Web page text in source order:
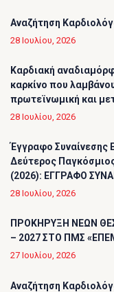
Αναζήτηση
28 Ιουλίου, 2026
Καρδιακή
καρκίνο που
πρωτεϊνωμική και
28 Ιουλίου, 2026
Έγγραφο Συναίνεσης
Δεύτερος
(2026): ΕΓΓΡΑΦΟ
28 Ιουλίου, 2026
ΠΡΟΚΗΡΥΞΗ ΝΕΩΝ
– 2027 ΣΤΟ ΠΜΣ
27 Ιουλίου, 2026
Αναζήτηση